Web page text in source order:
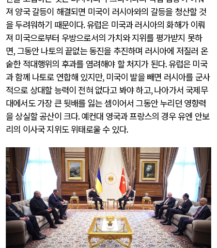
져 양국 갈등이 해결되면 미국이 러시아와의 갈등을 청산할 것
을 두려워하기 때문이다.유럽은 미국과 러시아의 화해가 이뤄
져 미국으로부터 우방으로서의 가치와 지위를 평가받지 못하
면,그동안 나토의 끝없는 동진을 추진하며 러시아에 저질러 온
숱한 적대행위의 후과를 염려해야 할 처지가 된다.유럽은 미국
과 함께 나토로 연합해 있지만, 미국이 발을 빼면 러시아를 군사
적으로 상대할 능력이 전혀 없다고 봐야 하고,나아가서 국제무
대에서도 가장 큰 뒷배를 잃는 셈이어서 그동안 누리던 영향력
을 상실할 공산이 크다.예컨대 영국과 프랑스의 경우 유엔 안보
리의 이사국 지위도 위태로울 수 있다.